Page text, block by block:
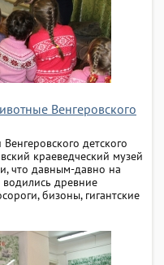
Венгеровского
детского
краеведческий музей
что давным-давно на
древние
бизоны, гигантские